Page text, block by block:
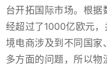
台开拓国际市场。根据
经超过了1000亿欧元
境电商涉及到不同国家
多方面的问题，所以物